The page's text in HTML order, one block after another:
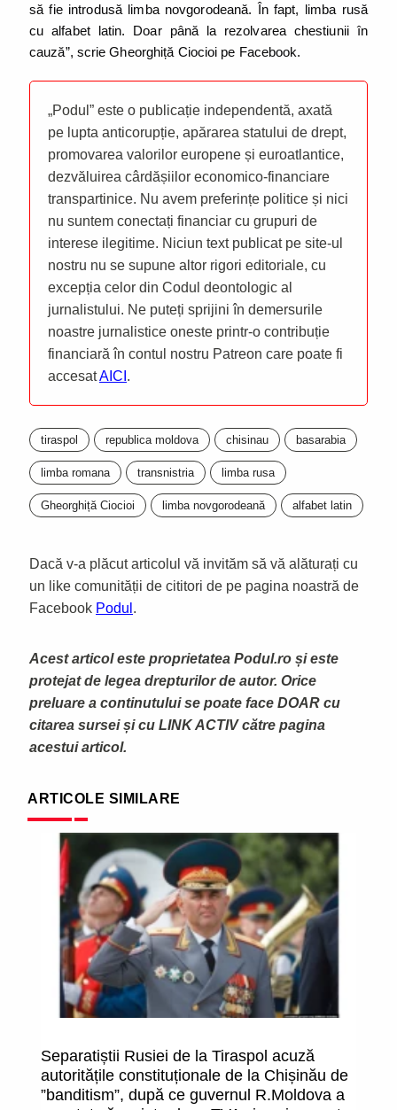
să fie introdusă limba novgorodeană. În fapt, limba rusă
cu alfabet latin. Doar până la rezolvarea chestiunii în
cauză”, scrie Gheorghiță Ciocioi pe Facebook.
„Podul” este o publicație independentă, axată
pe lupta anticorupție, apărarea statului de drept,
promovarea valorilor europene și euroatlantice,
dezvăluirea cârdășiilor economico-financiare
transpartinice. Nu avem preferințe politice și nici
nu suntem conectați financiar cu grupuri de
interese ilegitime. Niciun text publicat pe site-ul
nostru nu se supune altor rigori editoriale, cu
excepția celor din Codul deontologic al
jurnalistului. Ne puteți sprijini în demersurile
noastre jurnalistice oneste printr-o contribuție
financiară în contul nostru Patreon care poate fi
accesatAICI .
tiraspol republica moldova chisinau basarabia
limba romana transnistria limba rusa
Gheorghiță Ciocioi limba novgorodeană alfabet latin
Dacă v-a plăcut articolul vă invităm să vă alăturați cu
un like comunității de cititori de pe pagina noastră de
Facebook Podul .
Acest articol este proprietatea Podul.ro și este
protejat de legea drepturilor de autor. Orice
preluare a continutului se poate face DOAR cu
citarea sursei și cu LINK ACTIV către pagina
acestui articol.
ARTICOLE SIMILARE
Separatiștii Rusiei de la Tiraspol acuză
autoritățile constituționale de la Chișinău de
”banditism”, după ce guvernul R.Moldova a